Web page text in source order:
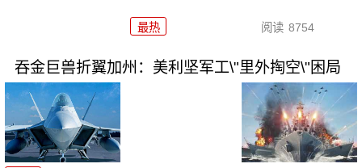
最热 阅读 8754
吞金巨兽折翼加州：美利坚军工\"里外掏空\"困局